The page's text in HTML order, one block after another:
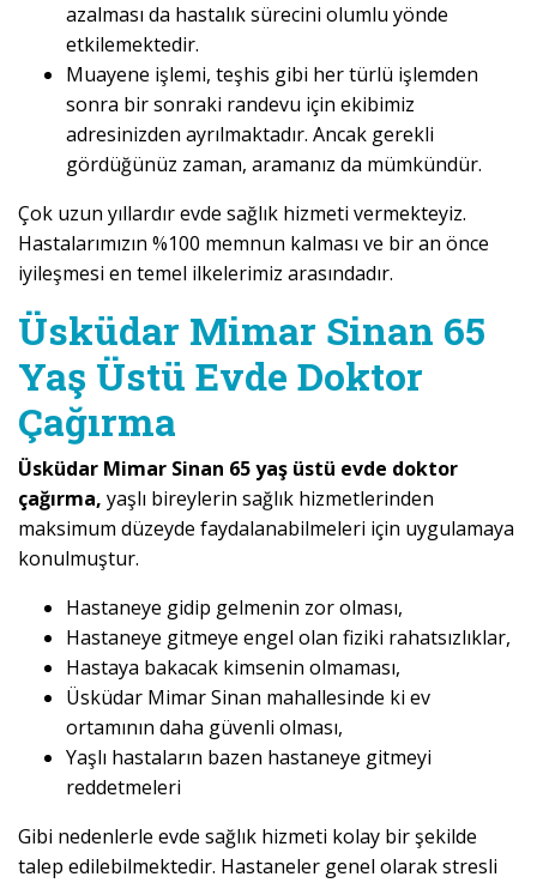
azalması da hastalık sürecini olumlu yönde
etkilemektedir.
Muayene işlemi, teşhis gibi her türlü işlemden
sonra bir sonraki randevu için ekibimiz
adresinizden ayrılmaktadır. Ancak gerekli
gördüğünüz zaman, aramanız da mümkündür.
Çok uzun yıllardır evde sağlık hizmeti vermekteyiz.
Hastalarımızın %100 memnun kalması ve bir an önce
iyileşmesi en temel ilkelerimiz arasındadır.
Üsküdar Mimar Sinan 65
Yaş Üstü Evde Doktor
Çağırma
Üsküdar Mimar Sinan 65 yaş üstü evde doktor
çağırma, yaşlı bireylerin sağlık hizmetlerinden
maksimum düzeyde faydalanabilmeleri için uygulamaya
konulmuştur.
Hastaneye gidip gelmenin zor olması,
Hastaneye gitmeye engel olan fiziki rahatsızlıklar,
Hastaya bakacak kimsenin olmaması,
Üsküdar Mimar Sinan mahallesinde ki ev
ortamının daha güvenli olması,
Yaşlı hastaların bazen hastaneye gitmeyi
reddetmeleri
Gibi nedenlerle evde sağlık hizmeti kolay bir şekilde
talep edilebilmektedir. Hastaneler genel olarak stresli